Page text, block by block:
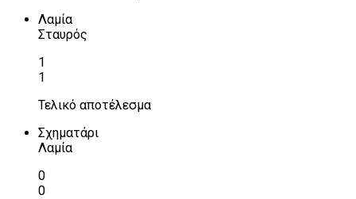
Λαμία
Σταυρός
1
1
Τελικό αποτέλεσμα
Σχηματάρι
Λαμία
0
0